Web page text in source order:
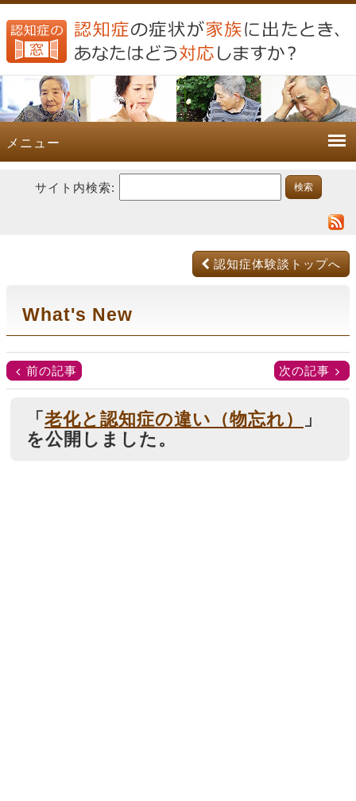
メニュー
サイト内検索:
認知症体験談トップへ
What's New
次の記事
前の記事
「 老化と認知症の違い（物忘れ）
」
を公開しました。